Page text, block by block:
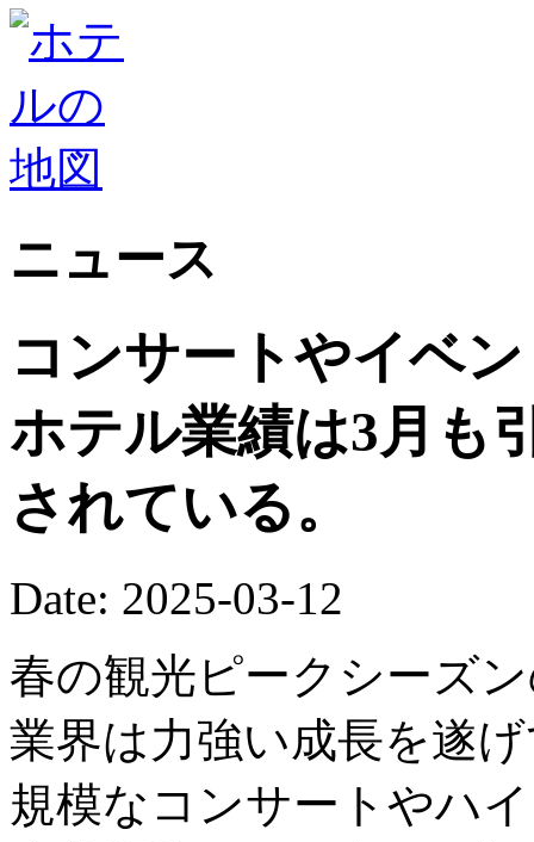
ニュース
コンサートやイベ
ホテル業績は3月も
されている。
Date: 2025-03-12
春の観光ピークシーズ
業界は力強い成長を遂
規模なコンサートやハ